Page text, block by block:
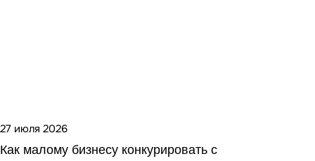
27 июля 2026
Как малому бизнесу конкурировать с